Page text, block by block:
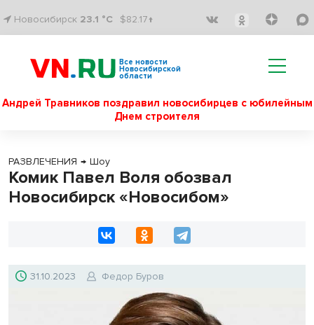
Новосибирск 23.1 °C $82.17↑
Все новости
Новосибирской
области
Андрей Травников поздравил новосибирцев с юбилейным
Днем строителя
РАЗВЛЕЧЕНИЯ → Шоу
Комик Павел Воля обозвал
Новосибирск «Новосибом»
31.10.2023 Федор Буров